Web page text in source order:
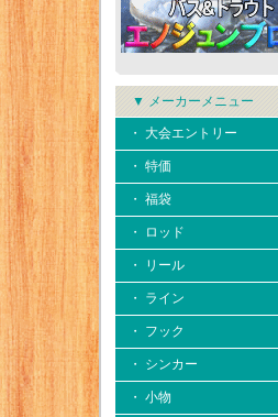
▼ メーカーメニュー
・ 大会エントリー
・ 特価
・ 福袋
・ ロッド
・ リール
・ ライン
・ フック
・ シンカー
・ 小物